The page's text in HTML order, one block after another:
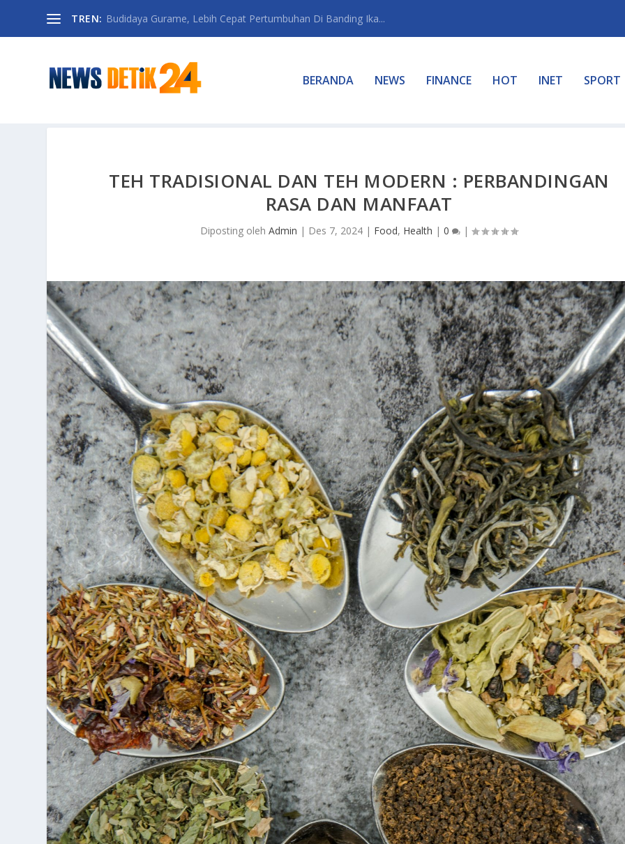
TREN: Budidaya Gurame, Lebih Cepat Pertumbuhan Di Banding Ika...
BERANDA NEWS FINANCE HOT INET SPORT
TEH TRADISIONAL DAN TEH MODERN : PERBANDINGAN
RASA DAN MANFAAT
Diposting olehAdmin | Des 7, 2024 | Food, Health |0 |